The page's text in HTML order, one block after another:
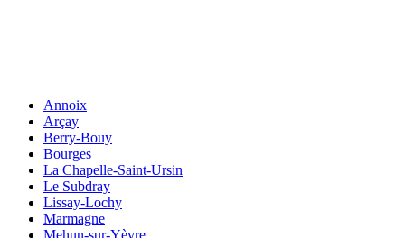
Annoix
Arçay
Berry-Bouy
Bourges
La Chapelle-Saint-Ursin
Le Subdray
Lissay-Lochy
Marmagne